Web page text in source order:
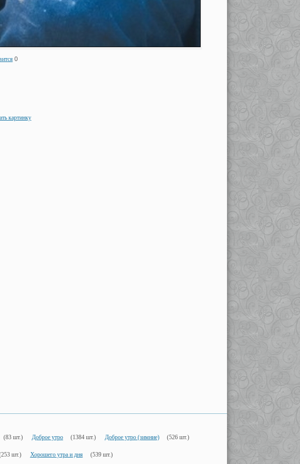
0
картинку
(83 шт.) Доброе утро (1384 шт.) Доброе утро (зимние) (526 шт.)
шт.) Хорошего утра и дня (539 шт.)